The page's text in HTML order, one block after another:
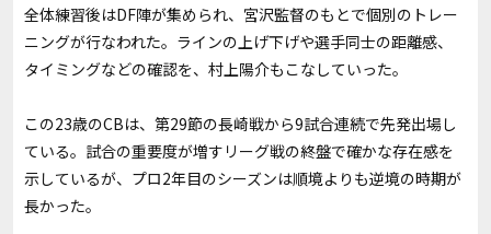
全体練習後はDF陣が集められ、宮沢監督のもとで個別のトレー
ニングが行なわれた。ラインの上げ下げや選手同士の距離感、
タイミングなどの確認を、村上陽介もこなしていった。
この23歳のCBは、第29節の長崎戦から9試合連続で先発出場し
ている。試合の重要度が増すリーグ戦の終盤で確かな存在感を
示しているが、プロ2年目のシーズンは順境よりも逆境の時期が
長かった。